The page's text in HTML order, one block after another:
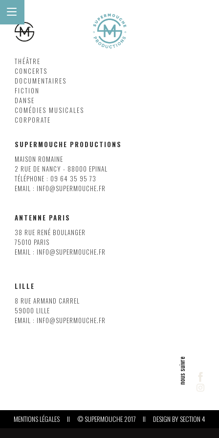
THÉÂTRE
CONCERTS
DOCUMENTAIRES
FICTION
DANSE
COMÉDIES MUSICALES
CORPORATE
SUPERMOUCHE PRODUCTIONS
MAISON ROMAINE
2 RUE DE NANCY - 88000 EPINAL
TÉLÉPHONE : 09 64 35 95 73
EMAIL : INFO@SUPERMOUCHE.FR
ANTENNE PARIS
38 RUE RENÉ BOULANGER
75010 PARIS
EMAIL : INFO@SUPERMOUCHE.FR
LILLE
8 RUE ARMAND CARREL
59000 LILLE
EMAIL : INFO@SUPERMOUCHE.FR
MENTIONS LÉGALES II © SUPERMOUCHE 2017 II DESIGN BYSECTION 4